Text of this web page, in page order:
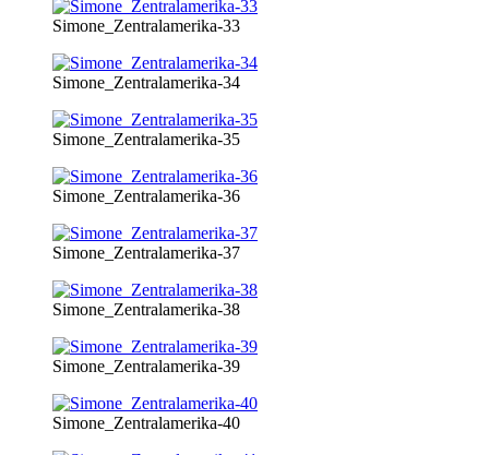
Simone_Zentralamerika-33
Simone_Zentralamerika-34
Simone_Zentralamerika-35
Simone_Zentralamerika-36
Simone_Zentralamerika-37
Simone_Zentralamerika-38
Simone_Zentralamerika-39
Simone_Zentralamerika-40